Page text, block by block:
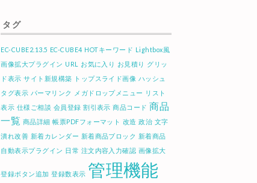
タグ
EC-CUBE2.13.5 EC-CUBE4 HOTキーワード Lightbox風
画像拡大プラグイン URL お気に入り お見積り グリッ
ド表示 サイト新規構築 トップスライド画像 ハッシュ
タグ表示 パーマリンク メガドロップメニュー リスト
表示 仕様ご相談 会員登録 割引表示 商品コード 商品
一覧 商品詳細 帳票PDFフォーマット 改造 政治 文字
潰れ改善 新着カレンダー 新着商品ブロック 新着商品
自動表示プラグイン 日常 注文内容入力確認 画像拡大
登録ボタン追加 登録数表示 管理機能